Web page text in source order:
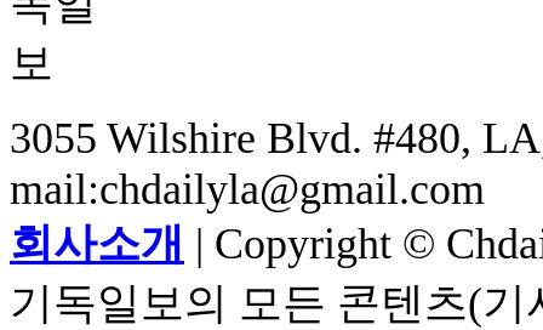
3055 Wilshire Blvd. #480,
mail:chdailyla@gmail.com
회사소개 | Copyright ©
기독일보의 모든 콘텐츠(